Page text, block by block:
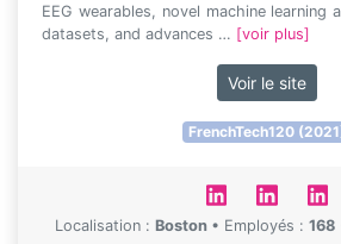
EEG wearables, novel machine learning
datasets, and advances … [voir plus]
Voir le site
FrenchTech120
Localisation : Boston • Employés : 168